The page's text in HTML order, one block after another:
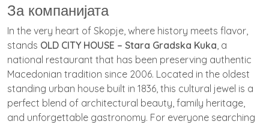
За компанијата
In the very heart of Skopje, where history meets flavor,
stands OLD CITY HOUSE – Stara Gradska Kuka , a
national restaurant that has been preserving authentic
Macedonian tradition since 2006. Located in the oldest
standing urban house built in 1836, this cultural jewel is a
perfect blend of architectural beauty, family heritage,
and unforgettable gastronomy. For everyone searching